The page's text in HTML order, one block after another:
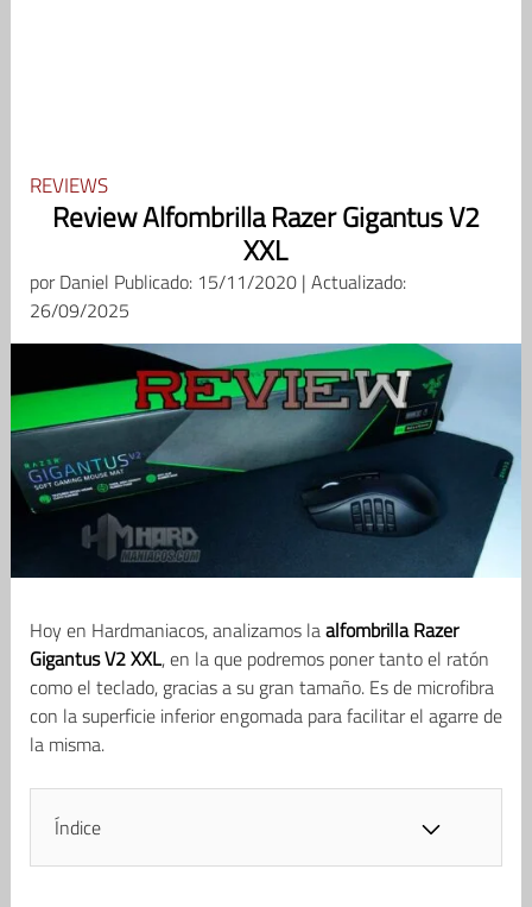
REVIEWS
Review Alfombrilla Razer Gigantus V2
XXL
porDaniel Publicado: 15/11/2020 | Actualizado:
26/09/2025
Hoy en Hardmaniacos, analizamos laalfombrilla Razer
Gigantus V2 XXL, en la que podremos poner tanto el ratón
como el teclado, gracias a su gran tamaño. Es de microfibra
con la superficie inferior engomada para facilitar el agarre de
la misma.
Índice